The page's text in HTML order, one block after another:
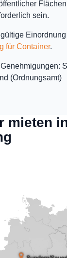
sein.
für Container.
(Ordnungsamt)
mieten